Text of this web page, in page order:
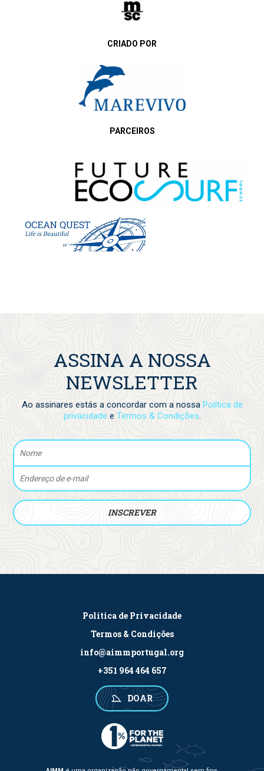
CRIADO POR
PARCEIROS
ASSINA A NOSSA
NEWSLETTER
Ao assinares estás a concordar com a nossa Política de
privacidade e Termos & Condições.
Política de Privacidade
Termos & Condições
info@aimmportugal.org
+351 964 464 657
DOAR